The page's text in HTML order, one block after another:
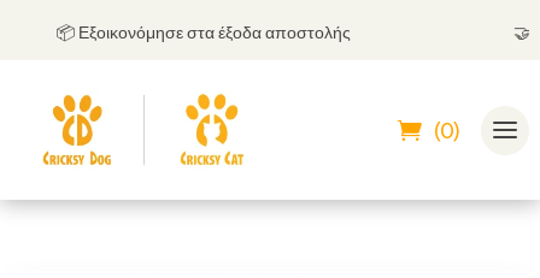
📦 Εξοικονόμησε στα έξοδα αποστολής
(0)